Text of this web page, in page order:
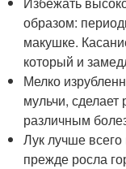
образом:
макушке.
который и
Мелко
мульчи,
различным
Лук лучше
прежде росла